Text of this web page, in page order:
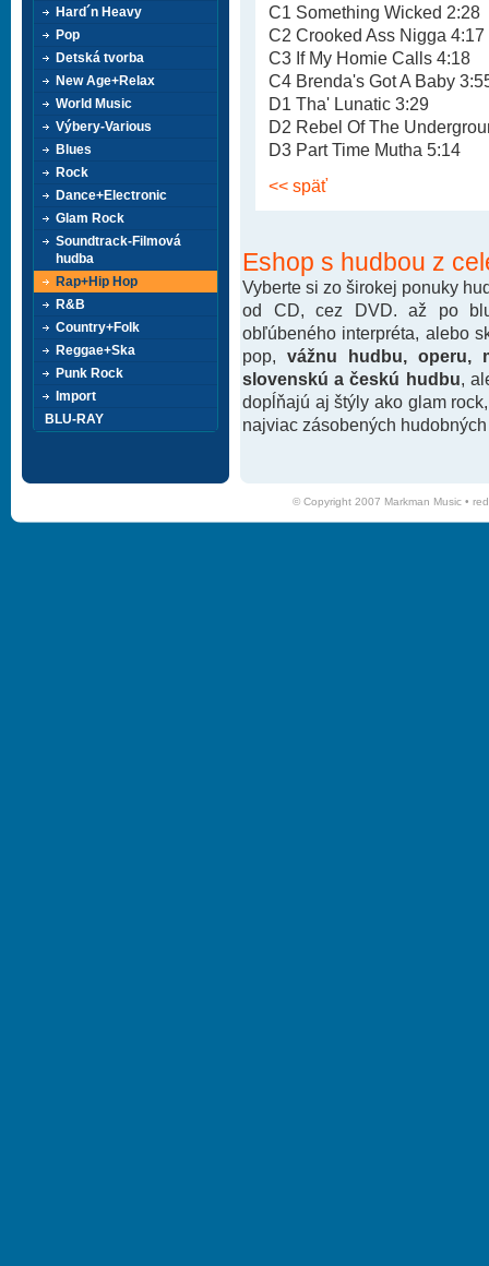
C1 Something Wicked 2:28
C2 Crooked Ass Nigga 4:17
C3 If My Homie Calls 4:18
C4 Brenda's Got A Baby
D1 Tha' Lunatic 3:29
D2 Rebel Of The
D3 Part Time Mutha 5:14
<< späť
Eshop s hudbou z
Vyberte si zo širokej ponuky
od CD, cez DVD. až po
obľúbeného interpréta, alebo
pop, vážnu hudbu, operu,
slovenskú a českú hudbu ,
dopĺňajú aj štýly ako glam
najviac zásobených
Hard´n Heavy
Pop
Detská tvorba
New Age+Relax
World Music
Výbery-Various
Blues
Rock
Dance+Electronic
Glam Rock
Soundtrack-Filmová
hudba
Rap+Hip Hop
R&B
Country+Folk
Reggae+Ska
Punk Rock
Import
BLU-RAY
© Copyright 2007 Markman Music •